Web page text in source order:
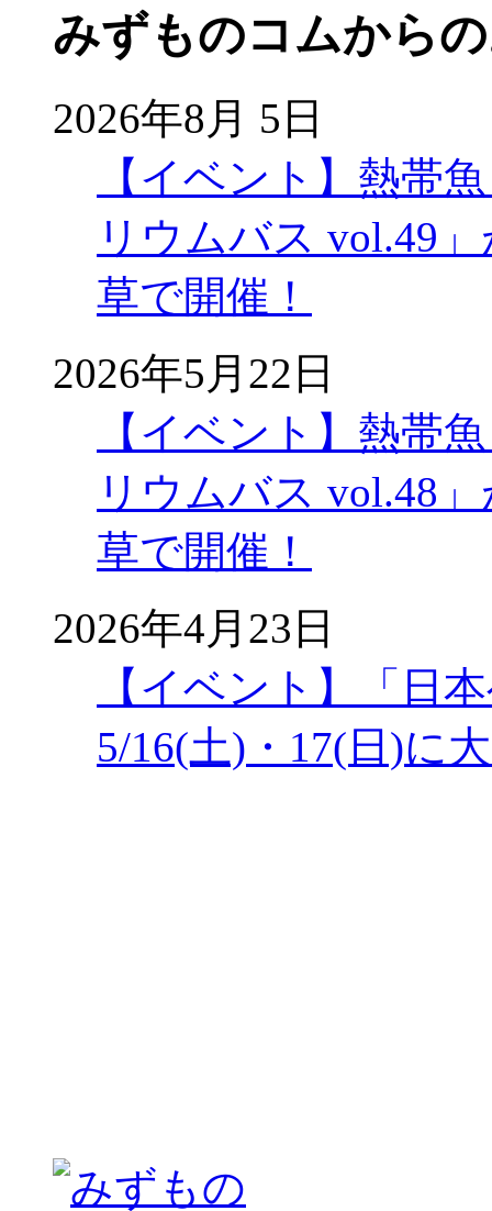
みずものコムから
2026年8月 5日
【イベント】熱帯
リウムバス vol.49
草で開催！
2026年5月22日
【イベント】熱帯
リウムバス vol.48
草で開催！
2026年4月23日
【イベント】「日
5/16(土)・17(日)に